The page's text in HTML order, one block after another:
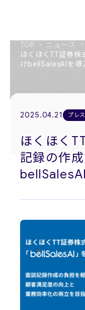
Members
Company
会社概要
ニュース
お問い合わせ
TOP ・ ニュース
・
ほくほくTT証券株
けbellSalesAIを導
2025.04.21 プレ
ほくほく
記録の作